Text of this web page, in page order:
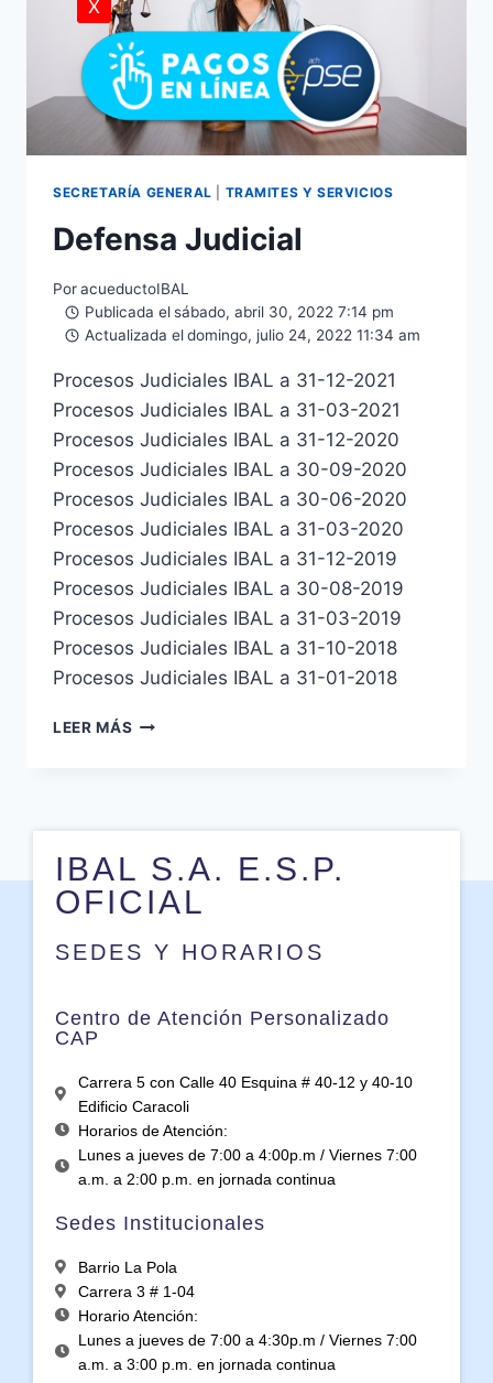
SECRETARÍA GENERAL TRAMITES Y SERVICIOS
Defensa Judicial
PoracueductoIBAL
Publicada el sábado, abril 30, 2022 7:14 pm
Actualizada el domingo, julio 24, 2022 11:34 am
Procesos Judiciales IBAL a 31-12-2021
Procesos Judiciales IBAL a 31-03-2021
Procesos Judiciales IBAL a 31-12-2020
Procesos Judiciales IBAL a 30-09-2020
Procesos Judiciales IBAL a 30-06-2020
Procesos Judiciales IBAL a 31-03-2020
Procesos Judiciales IBAL a 31-12-2019
Procesos Judiciales IBAL a 30-08-2019
Procesos Judiciales IBAL a 31-03-2019
Procesos Judiciales IBAL a 31-10-2018
Procesos Judiciales IBAL a 31-01-2018
LEER MÁS
IBAL S.A. E.S.P.
OFICIAL
SEDES Y HORARIOS
Centro de Atención Personalizado
CAP
Carrera 5 con Calle 40 Esquina # 40-12 y 40-10
Edificio Caracoli
Horarios de Atención:
Lunes a jueves de 7:00 a 4:00p.m / Viernes 7:00
a.m. a 2:00 p.m. en jornada continua
Sedes Institucionales
Barrio La Pola
Carrera 3 # 1-04
Horario Atención:
Lunes a jueves de 7:00 a 4:30p.m / Viernes 7:00
a.m. a 3:00 p.m. en jornada continua
X